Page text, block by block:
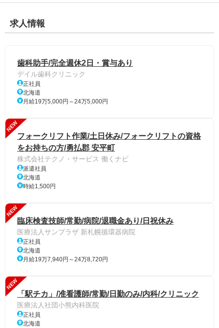
求人情報
歯科助手/完全週休2日・賞与あり
デイル歯科クリニック
正社員
北海道
月給19万5,000円～24万5,000円
NEW
フォークリフト作業/土日休み/フォークリフトの資格
をお持ちの方/勇払郡 安平町
株式会社テクノ・サービス 働くナビ
派遣社員
北海道
時給1,500円
NEW
臨床検査技師/常勤/病院/退職金あり/日祝休み
医療法人サンプラザ 新札幌循環器病院
正社員
北海道
月給19万7,940円～24万8,720円
NEW
「駅チカ」/准看護師/常勤/日勤のみ/内科/クリニック
医療法人社団小熊内科医院
正社員
北海道